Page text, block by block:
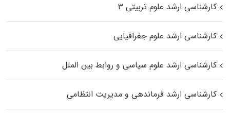
کارشناسی ارشد علوم تربیتی ۳
کارشناسی ارشد علوم جغرافیایی
کارشناسی ارشد علوم سیاسی و روابط بین الملل
کارشناسی ارشد فرماندهی و مدیریت انتظامی